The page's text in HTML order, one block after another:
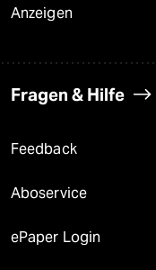
Anzeigen
Fragen & Hilfe
Feedback
Aboservice
ePaper Login